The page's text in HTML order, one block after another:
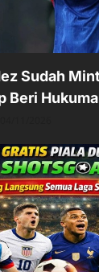
Sudah
Beri